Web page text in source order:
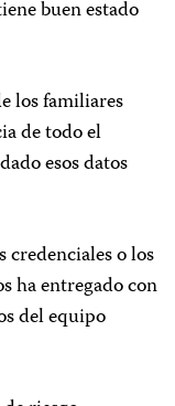
buen estado
los familiares
de todo el
esos datos
o los
ha entregado con
del equipo